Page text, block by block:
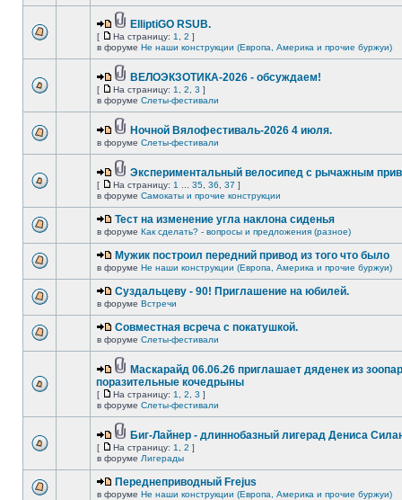
ElliptiGO RSUB.
[ На страницу: 1 2 ]
в форуме Не наши конструкции (Европа, Америка и прочие буржуи)
ВЕЛОЭКЗОТИКА-2026 - обсуждаем!
[ На страницу: 1 2 3 ]
в форуме Слеты-фестивали
Ночной Вялофестиваль-2026 4 июля.
в форуме Слеты-фестивали
Экспериментальный велосипед с рычажным
[ На страницу: 1 35 36 37 ]
в форуме Самокаты и прочие конструкции
Тест на изменение угла наклона сиденья
в форуме Как сделать? - вопросы и предложения (разное)
Мужик построил передний привод из того что было
в форуме Не наши конструкции (Европа, Америка и прочие буржуи)
Суздальцеву - 90! Приглашение на юбилей.
в форуме Встречи
Совместная всреча с покатушкой.
в форуме Слеты-фестивали
Маскарайд 06.06.26 приглашает дяденек из
поразительные кочедрыны
[ На страницу: 1 2 3 ]
в форуме Слеты-фестивали
Биг-Лайнер - длиннобазный лигерад Дениса
[ На страницу: 1 2 ]
в форуме Лигерады
Переднеприводный Frejus
в форуме Не наши конструкции (Европа, Америка и прочие буржуи)